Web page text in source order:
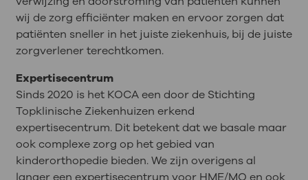
wij de zorg efficiënter maken en ervoor zorgen dat
patiënten sneller in het juiste ziekenhuis, bij de juiste
zorgverlener terechtkomen.
Expertisecentrum
Sinds 2020 is het KOCA een door de Stichting
Topklinische Ziekenhuizen erkend
expertisecentrum. Dit betekent dat we basale maar
ook complexe zorg op het gebied van
kinderorthopedie bieden. We zijn overigens al